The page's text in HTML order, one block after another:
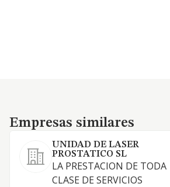
Empresas similares
Empresas similares
UNIDAD DE LASER
PROSTATICO SL
LA PRESTACION DE TODA
CLASE DE SERVICIOS